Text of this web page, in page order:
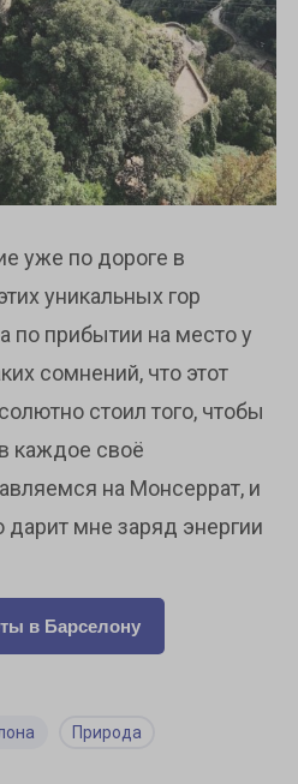
уже по дороге в
уникальных гор
по прибытии на место у
сомнений, что этот
стоил того, чтобы
каждое своё
на Монсеррат, и
мне заряд энергии
в Барселону
Природа